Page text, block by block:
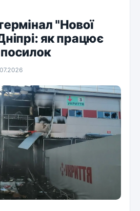
"Нової
як працює